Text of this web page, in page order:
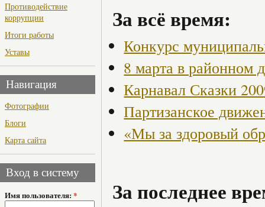
Противодействие
коррупции
Итоги работы
Уставы
Навигация
Фотографии
Блоги
Карта сайта
Вход в систему
Имя пользователя: *
За всё время:
Конкурс
8 марта в районном
Карнавал Сказки
Партизанское
«Мы за здоровый
За последнее